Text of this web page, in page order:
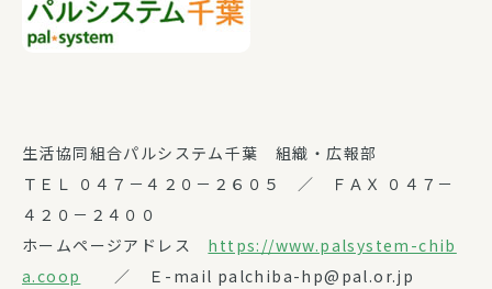
生活協同組合パルシステム千葉 組織・広報部
ＴＥＬ ０４７－４２０－２６０５ ／ ＦＡＸ ０４７－
４２０－２４００
ホームページアドレス https://www.palsystem-chib
a.coop
／ Ｅ-mail palchiba-hp@pal.or.jp